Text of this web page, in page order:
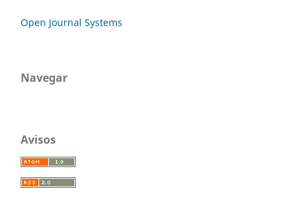
Open Journal Systems
Navegar
Avisos